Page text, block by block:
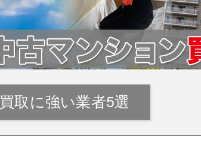
取に強い業者5選